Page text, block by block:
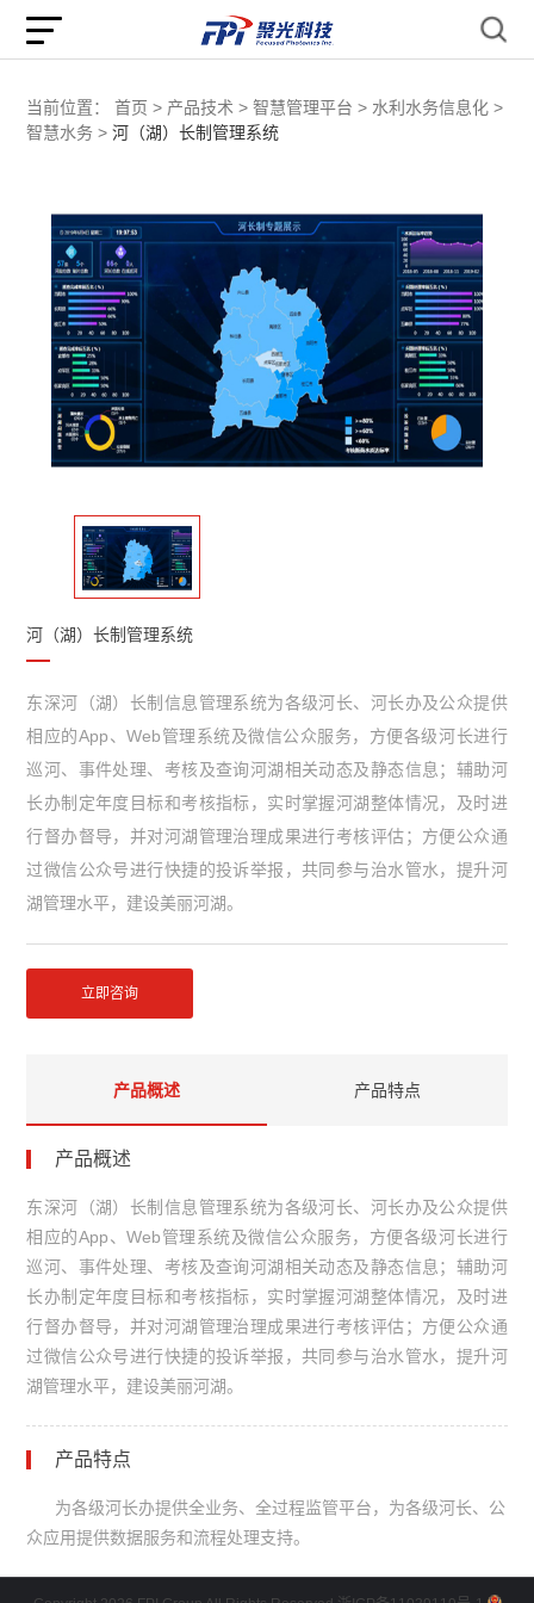
当前位置： 首页 > 产品技术 > 智慧管理平台 > 水利水务信息化 >
智慧水务 > 河（湖）长制管理系统
河（湖）长制管理系统
东深河（湖）长制信息管理系统为各级河长、河长办及公众提供
相应的App、Web管理系统及微信公众服务，方便各级河长进行
巡河、事件处理、考核及查询河湖相关动态及静态信息；辅助河
长办制定年度目标和考核指标，实时掌握河湖整体情况，及时进
行督办督导，并对河湖管理治理成果进行考核评估；方便公众通
过微信公众号进行快捷的投诉举报，共同参与治水管水，提升河
湖管理水平，建设美丽河湖。
立即咨询
产品概述 产品特点
产品概述
东深河（湖）长制信息管理系统为各级河长、河长办及公众提供
相应的App、Web管理系统及微信公众服务，方便各级河长进行
巡河、事件处理、考核及查询河湖相关动态及静态信息；辅助河
长办制定年度目标和考核指标，实时掌握河湖整体情况，及时进
行督办督导，并对河湖管理治理成果进行考核评估；方便公众通
过微信公众号进行快捷的投诉举报，共同参与治水管水，提升河
湖管理水平，建设美丽河湖。
产品特点
为各级河长办提供全业务、全过程监管平台，为各级河长、公
众应用提供数据服务和流程处理支持。